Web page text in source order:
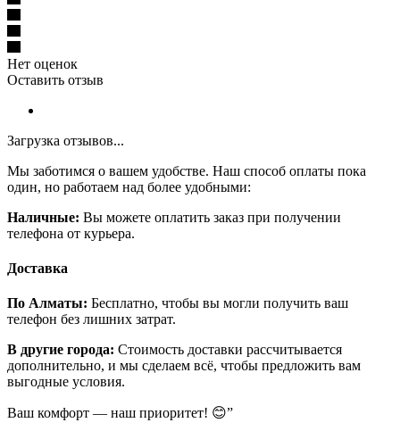
Нет оценок
Оставить отзыв
Загрузка отзывов...
Мы заботимся о вашем удобстве. Наш способ оплаты пока
один, но работаем над более удобными:
Наличные: Вы можете оплатить заказ при получении
телефона от курьера.
Доставка
По Алматы: Бесплатно, чтобы вы могли получить ваш
телефон без лишних затрат.
В другие города: Стоимость доставки рассчитывается
дополнительно, и мы сделаем всё, чтобы предложить вам
выгодные условия.
Ваш комфорт — наш приоритет! 😊”